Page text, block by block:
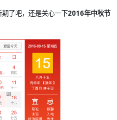
了吧，还是关心一下2016年中秋节